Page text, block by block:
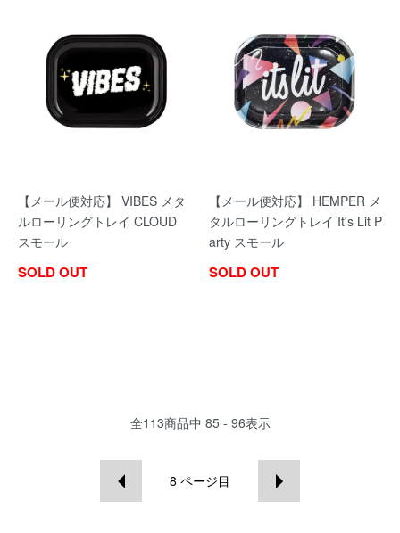
【メール便対応】 VIBES メタ
ルローリングトレイ CLOUD
スモール
SOLD OUT
【メール便対応】 HEMPER メ
タルローリングトレイ It's Lit P
arty スモール
SOLD OUT
全113商品中 85 - 96表示
8 ページ目